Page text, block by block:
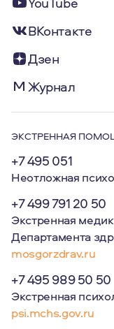
ВКонтакте
Дзен
Журнал
ЭКСТРЕННАЯ
+7 495 051
Неотложная
+7 499 791 20 50
Экстренная
Департамента
mosgorzdrav.ru
+7 495 989 50 50
Экстренная
psi.mchs.gov.ru